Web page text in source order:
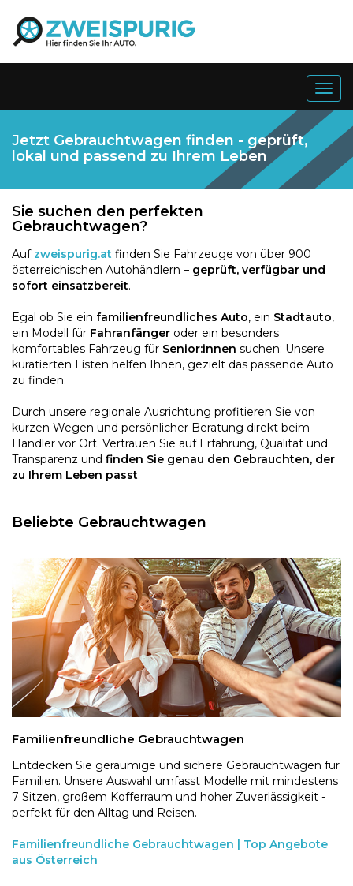
Jetzt Gebrauchtwagen finden - geprüft,
lokal und passend zu Ihrem Leben
Sie suchen den perfekten
Gebrauchtwagen?
Auf zweispurig.at finden Sie Fahrzeuge von über 900
österreichischen Autohändlern – geprüft, verfügbar und
sofort einsatzbereit.
Egal ob Sie ein familienfreundliches Auto, ein Stadtauto,
ein Modell für Fahranfänger oder ein besonders
komfortables Fahrzeug für Senior:innen suchen: Unsere
kuratierten Listen helfen Ihnen, gezielt das passende Auto
zu finden.
Durch unsere regionale Ausrichtung profitieren Sie von
kurzen Wegen und persönlicher Beratung direkt beim
Händler vor Ort. Vertrauen Sie auf Erfahrung, Qualität und
Transparenz und finden Sie genau den Gebrauchten, der
zu Ihrem Leben passt.
Beliebte Gebrauchtwagen
Familienfreundliche Gebrauchtwagen
Entdecken Sie geräumige und sichere Gebrauchtwagen für
Familien. Unsere Auswahl umfasst Modelle mit mindestens
7 Sitzen, großem Kofferraum und hoher Zuverlässigkeit -
perfekt für den Alltag und Reisen.
Familienfreundliche Gebrauchtwagen | Top Angebote
aus Österreich